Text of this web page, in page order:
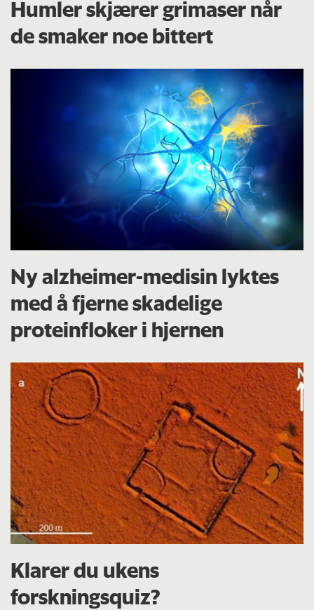
Humler skjærer grimaser når
de smaker noe bittert
Ny alzheimer-medisin lyktes
med å fjerne skadelige
proteinfloker i hjernen
Klarer du ukens
forskningsquiz?